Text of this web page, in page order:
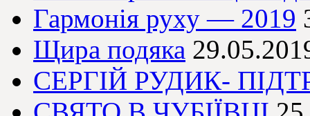
Гармонія руху — 2019
Щира подяка
СЕРГІЙ РУДИК-